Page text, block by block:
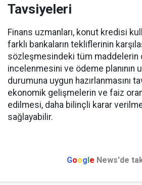
Tavsiyeleri
Finans uzmanları, konut kredisi
farklı bankaların tekliflerinin
sözleşmesindeki tüm maddelerin
incelenmesini ve ödeme planının
durumuna uygun hazırlanmasını
ekonomik gelişmelerin ve faiz
edilmesi, daha bilinçli karar
sağlayabilir.
Google News'de